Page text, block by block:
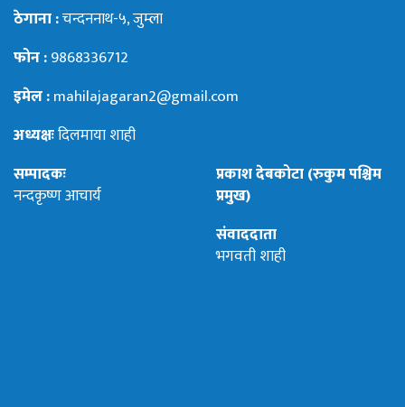
ठेगाना :चन्दननाथ-५, जुम्ला
फोन :9868336712
इमेल :mahilajagaran2@gmail.com
अध्यक्षःदिलमाया शाही
सम्पादकः
नन्दकृष्ण आचार्य
प्रकाश देबकोटा (रुकुम पश्चिम
प्रमुख)
संवाददाता
भगवती शाही